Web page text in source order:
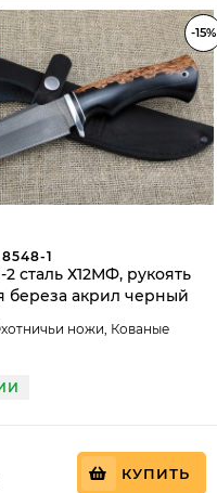
-15%
8548-1
сталь Х12МФ, рукоять
береза акрил черный
ножи, Кованые
КУПИТЬ